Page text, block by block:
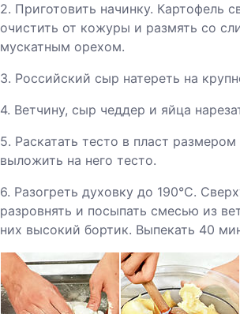
2. Приготовить начинку. Картофель
очистить от кожуры и размять со
мускатным орехом.
3. Российский сыр натереть на
4. Ветчину, сыр чеддер и яйца
5. Раскатать тесто в пласт
выложить на него тесто.
6. Разогреть духовку до 190°С.
разровнять и посыпать смесью из
них высокий бортик. Выпекать 40